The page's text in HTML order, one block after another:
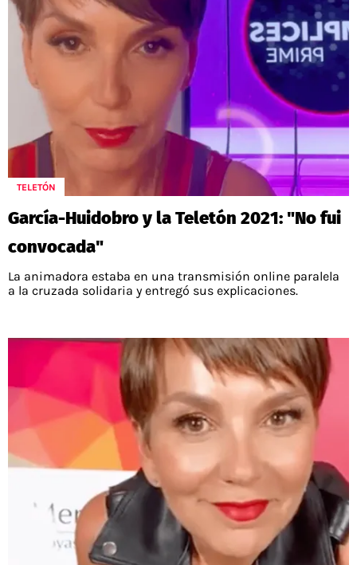
TELETÓN
García-Huidobro y la Teletón 2021: "No fui
convocada"
La animadora estaba en una transmisión online paralela
a la cruzada solidaria y entregó sus explicaciones.